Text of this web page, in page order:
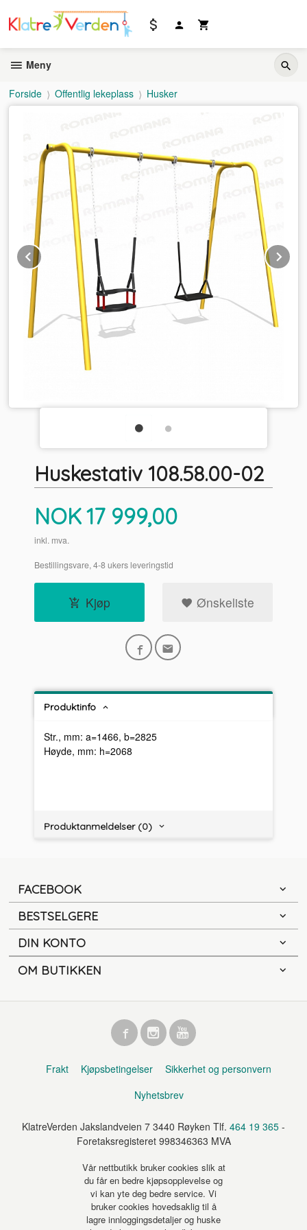
innholdet
Meny
Forside Offentlig lekeplass Husker
Prev
Huskestativ 108.58.00-02
Pris
NOK17 999,00
inkl. mva.
Bestillingsvare, 4-8 ukers leveringstid
Kjøp Ønskeliste
Produktinfo
Str., mm: a=1466, b=2825
Høyde, mm: h=2068
Produktanmeldelser (0)
FACEBOOK
BESTSELGERE
DIN KONTO
OM BUTIKKEN
Frakt Kjøpsbetingelser
Sikkerhet og personvern
Nyhetsbrev
KlatreVerden Jakslandveien 7 3440 Røyken Tlf. 464 19 365 -
Foretaksregisteret 998346363 MVA
Vår nettbutikk bruker cookies slik at
du får en bedre kjøpsopplevelse og
vi kan yte deg bedre service. Vi
bruker cookies hovedsaklig til å
lagre innloggingsdetaljer og huske